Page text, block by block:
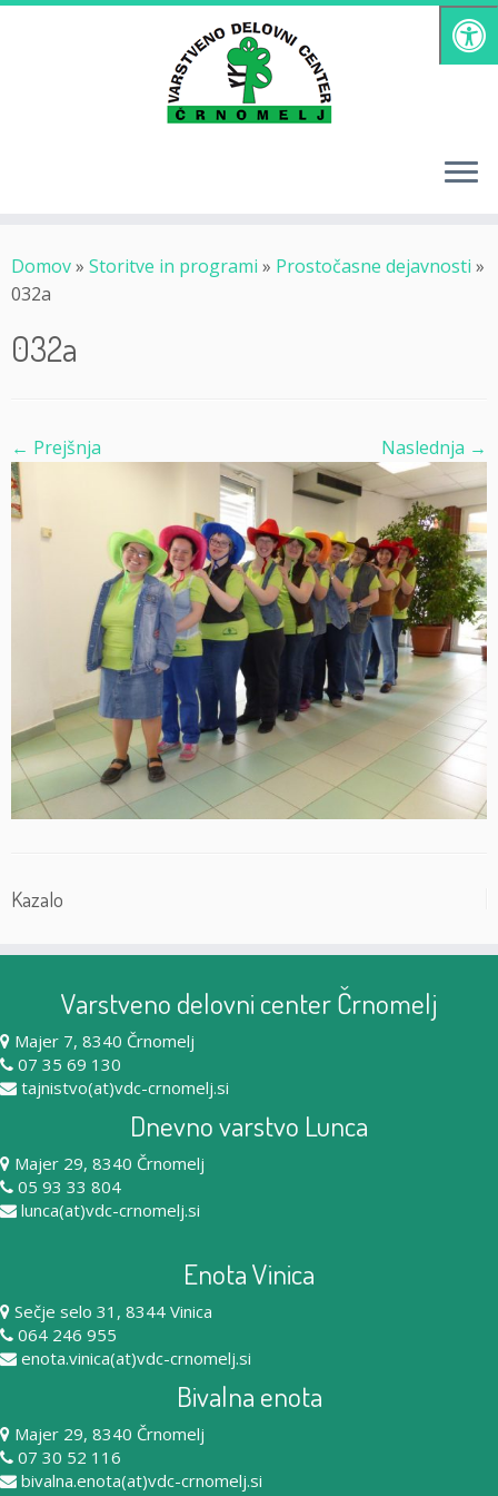
Skoči
Domov» Storitve in programi » Prostočasne dejavnosti »
032a
032a
← Prejšnja Naslednja →
Kazalo
Varstveno delovni center Črnomelj
Majer 7, 8340 Črnomelj
07 35 69 130
tajnistvo(at)vdc-crnomelj.si
Dnevno varstvo Lunca
Majer 29, 8340 Črnomelj
05 93 33 804
lunca(at)vdc-crnomelj.si
Enota Vinica
Sečje selo 31, 8344 Vinica
064 246 955
enota.vinica(at)vdc-crnomelj.si
Bivalna enota
Majer 29, 8340 Črnomelj
07 30 52 116
bivalna.enota(at)vdc-crnomelj.si